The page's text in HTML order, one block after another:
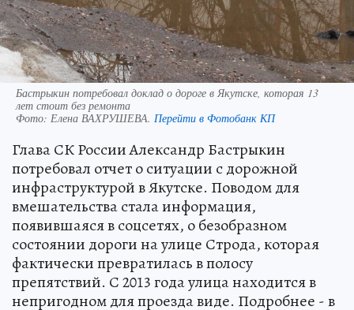
Бастрыкин потребовал доклад о дороге в Якутске, которая 13
лет стоит без ремонта
Фото: Елена ВАХРУШЕВА. Перейти в Фотобанк КП
Глава СК России Александр Бастрыкин
потребовал отчет о ситуации с дорожной
инфраструктурой в Якутске. Поводом для
вмешательства стала информация,
появившаяся в соцсетях, о безобразном
состоянии дороги на улице Строда, которая
фактически превратилась в полосу
препятствий. С 2013 года улица находится в
непригодном для проезда виде. Подробнее - в